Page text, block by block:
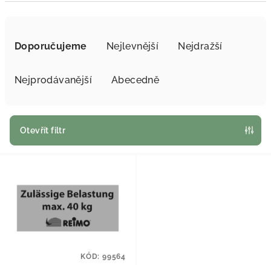
Doporučujeme Nejlevnější Nejdražší
Nejprodávanější Abecedně
Otevřít filtr
KÓD: 99564